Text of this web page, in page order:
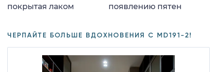
покрытая лаком
появлению пятен
ЧЕРПАЙТЕ БОЛЬШЕ ВДОХНОВЕНИЯ С MD191-2!